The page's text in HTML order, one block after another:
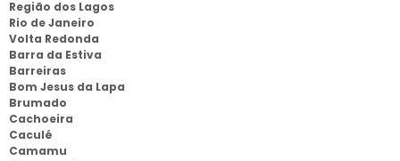
Região dos Lagos
Rio de Janeiro
Volta Redonda
Barra da Estiva
Barreiras
Bom Jesus da Lapa
Brumado
Cachoeira
Caculé
Camamu